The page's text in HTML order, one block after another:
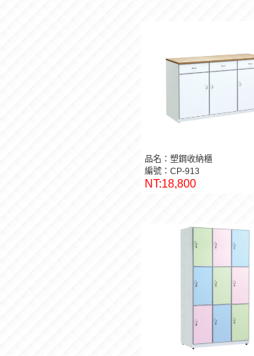
品名：塑鋼收納櫃
編號：CP-913
NT:18,800